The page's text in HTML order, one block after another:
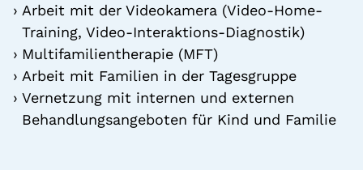
Arbeit mit der Videokamera (Video-Home-
Training, Video-Interaktions-Diagnostik)
Multifamilientherapie (MFT)
Arbeit mit Familien in der Tagesgruppe
Vernetzung mit internen und externen
Behandlungsangeboten für Kind und Familie